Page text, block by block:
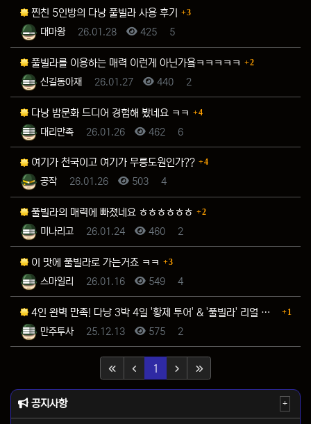
찐친 5인방의 다낭 풀빌라 사용 후기 댓글
3
등록자대마왕 등록일
26.01.28 조회
425 추천
5
풀빌라를 이용하는 매력 이런게 아닌가욬ㅋㅋㅋㅋㅋ 댓글
2
등록자신길동아재 등록일
26.01.27 조회
440 추천
2
다낭 밤문화 드디어 경험해 봤네요 ㅋㅋ 댓글
4
등록자대리만족 등록일
26.01.26 조회
462 추천
6
여기가 천국이고 여기가 무릉도원인가?? 댓글
4
등록자공작 등록일
26.01.26 조회
503 추천
4
풀빌라의 매력에 빠졌네요 ㅎㅎㅎㅎㅎㅎ 댓글
2
등록자미나리고 등록일
26.01.24 조회
460 추천
2
이 맛에 풀빌라로 가는거죠 ㅋㅋ 댓글
3
등록자스마일리 등록일
26.01.16 조회
549 추천
4
4인 완벽 만족! 다낭 3박 4일 '황제 투어' & '풀빌라' 리얼 후기 댓글
1
등록자만주투사 등록일
25.12.13 조회
575 추천
2
1 (current)
공지사항 +